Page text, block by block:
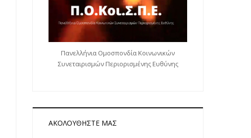
Πανελλήνια Ομοσπονδία Κοινωνικών
Συνεταιρισμών Περιορισμένης Ευθύνης
ΑΚΟΛΟΥΘΉΣΤΕ ΜΑΣ